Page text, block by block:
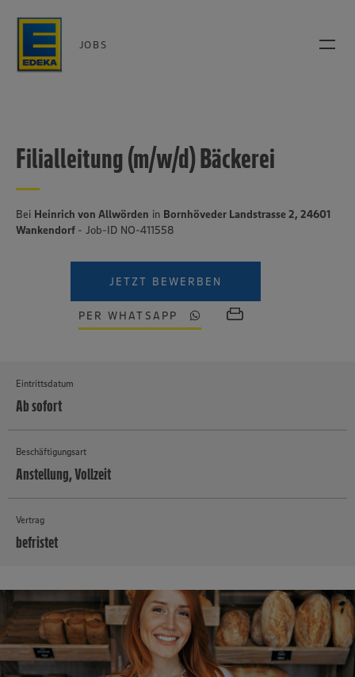
JOBS
Filialleitung (m/w/d) Bäckerei
Bei Heinrich von Allwörden in Bornhöveder Landstrasse 2, 24601
Wankendorf - Job-ID NO-411558
JETZT BEWERBEN
PER WHATSAPP
Eintrittsdatum
Ab sofort
Beschäftigungsart
Anstellung, Vollzeit
Vertrag
befristet